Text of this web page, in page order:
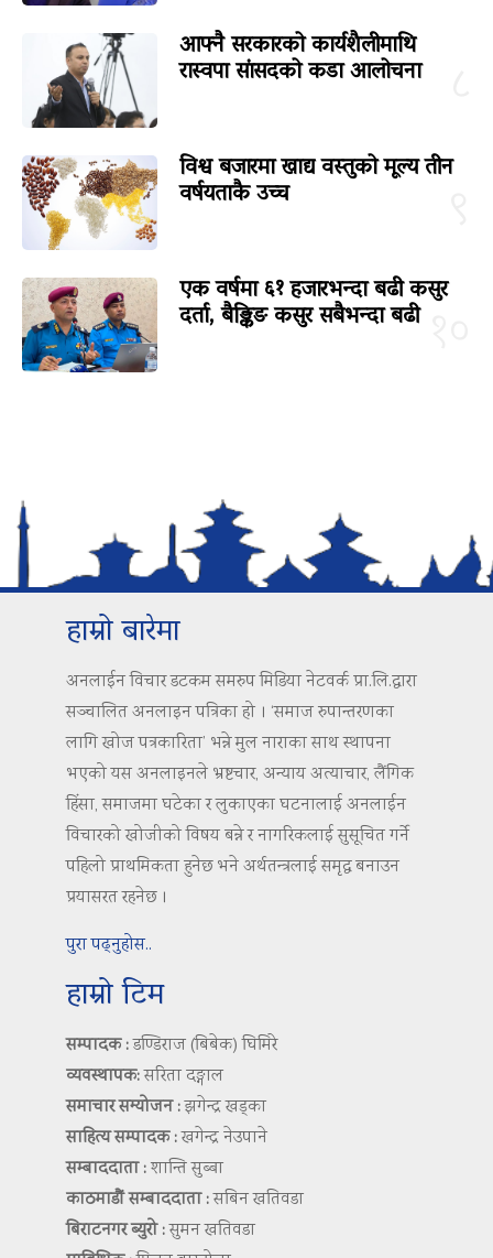
आफ्नै सरकारको कार्यशैलीमाथि
रास्वपा सांसदको कडा आलोचना
विश्व बजारमा खाद्य वस्तुको मूल्य तीन
वर्षयताकै उच्च
एक वर्षमा ६१ हजारभन्दा बढी कसुर
दर्ता, बैङ्किङ कसुर सबैभन्दा बढी
हाम्रो बारेमा
अनलाईन विचार डटकम समरुप मिडिया नेटवर्क प्रा.लि.द्वारा
सञ्चालित अनलाइन पत्रिका हो । ‘समाज रुपान्तरणका
लागि खोज पत्रकारिता’ भन्ने मुल नाराका साथ स्थापना
भएको यस अनलाइनले भ्रष्टचार, अन्याय अत्याचार, लैंगिक
हिंसा, समाजमा घटेका र लुकाएका घटनालाई अनलाईन
विचारको खोजीको विषय बन्ने र नागरिकलाई सुसूचित गर्ने
पहिलो प्राथमिकता हुनेछ भने अर्थतन्त्रलाई समृद्ध बनाउन
प्रयासरत रहनेछ ।
पुरा पढ्नुहोस..
हाम्रो टिम
सम्पादक :डण्डिराज (बिबेक) घिमिरे
व्यवस्थापक:सरिता दङ्गाल
समाचार सम्योजन :झगेन्द्र खड्का
साहित्य सम्पादक :खगेन्द्र नेउपाने
सम्बाददाता :शान्ति सुब्बा
काठमाडौं सम्बाददाता :सबिन खतिवडा
बिराटनगर ब्युरो :सुमन खतिवडा